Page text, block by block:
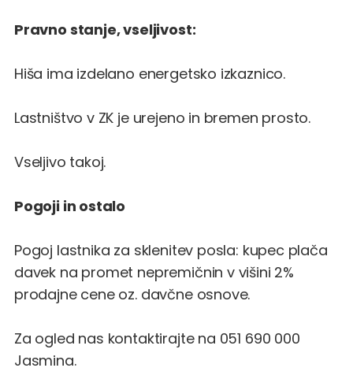
Pravno stanje, vseljivost:
Hiša ima izdelano energetsko izkaznico.
Lastništvo v ZK je urejeno in bremen prosto.
Vseljivo takoj.
Pogoji in ostalo
Pogoj lastnika za sklenitev posla: kupec plača
davek na promet nepremičnin v višini 2%
prodajne cene oz. davčne osnove.
Za ogled nas kontaktirajte na 051 690 000
Jasmina.